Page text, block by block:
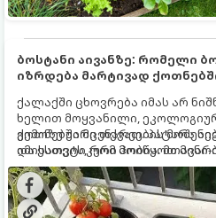
ბოსტანი აივანზე: რომელი
იზრდება მარტივად
ქალაქში ცხოვრება იმას არ
ხელით მოყვანილი,
გემოზე უარი თქვათ. პატარა
იმისათვის, რომ მოიწყოთ
ყოველდღიურად ახალ,
ბოსტნეულს მოკრეფთ.
ქოთნებში მცენარეების
და ესთეტიკური ჰობია.
კულტურები ეგუებიან ქოთნის
და როგორ მოუაროთ მათ